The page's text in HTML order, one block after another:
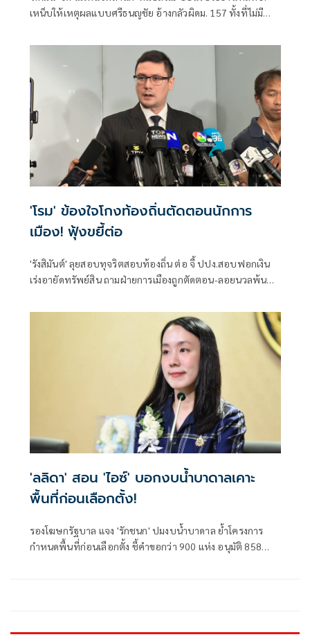
เหน็บให้เหตุผลแบบศรีธนญชัย อ้างกลัวผิดม. 157 ทั้งที่ไม่มี
ตำแหน่งได้แล้ว
'โรม' ข้องใจโกงท้องถิ่นตัดตอนนักการ
เมือง! ฟุ้งขยี้ต่อ
'รังสิมันต์' ลุยสอบทุจริตสอบท้องถิ่น ต่อ จี้ ปปง.สอบฟอกเงิน
เร่งอายัดทรัพย์สิน ถามฝ่ายการเมืองถูกตัดตอน-ลอยนวลพ้นผิด
รัดกุมหรือไม่
'ลลิดา' สอน 'ไอซ์' บอกงบน้ำบาดาลเคาะ
พื้นที่ก่อนเลือกตั้ง!
รองโฆษกรัฐบาล แจง 'รักชนก' ปมงบน้ำบาดาล ย้ำโครงการ
กำหนดพื้นที่ก่อนเลือกตั้ง ชี้คำขอกว่า 900 แห่ง อนุมัติ 858